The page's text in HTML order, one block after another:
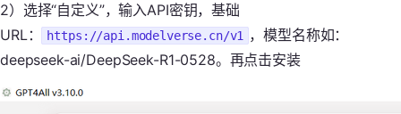
2）选择“自定义”，输入API密钥，基础
URL：
https://api.modelverse.cn/v1
，模型名称如：
deepseek-ai/DeepSeek-R1-0528。再点击安装